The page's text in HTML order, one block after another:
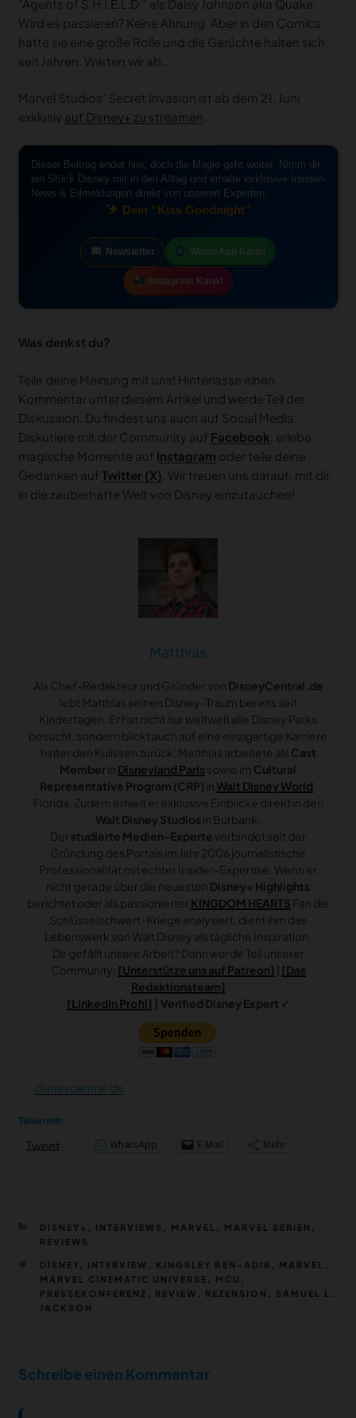
“Agents of S.H.I.E.L.D.” als Daisy Johnson aka Quake.
Wird es passieren? Keine Ahnung. Aber in den Comics
hatte sie eine große Rolle und die Gerüchte halten sich
seit Jahren. Warten wir ab…
Marvel Studios’ Secret Invasion ist ab dem 21. Juni
exklusiv auf Disney+ zu streamen
Dieser Beitrag endet hier, doch die Magie geht weiter. Nimm dir
ein Stück Disney mit in den Alltag und erhalte exklusive Insider-
News & Eilmeldungen direkt von unseren Experten.
Dein “Kiss Goodnight”
Newsletter WhatsApp Kanal
Instagram Kanal
Was denkst du?
Teile deine Meinung mit uns! Hinterlasse einen
Kommentar unter diesem Artikel und werde Teil der
Diskussion. Du findest uns auch auf Social Media:
Diskutiere mit der Community auf Facebook , erlebe
magische Momente auf Instagram oder teile deine
Gedanken auf Twitter (X) . Wir freuen uns darauf, mit dir
in die zauberhafte Welt von Disney einzutauchen!
Matthias
Als Chef-Redakteur und Gründer von DisneyCentral.de
lebt Matthias seinen Disney-Traum bereits seit
Kindertagen. Er hat nicht nur weltweit alle Disney Parks
besucht, sondern blickt auch auf eine einzigartige Karriere
hinter den Kulissen zurück: Matthias arbeitete als Cast
Memberin Disneyland Paris sowie im Cultural
Representative Program (CRP) in Walt Disney World
Florida. Zudem erhielt er exklusive Einblicke direkt in den
Walt Disney Studios in Burbank.
Der studierte Medien-Experte verbindet seit der
Gründung des Portals im Jahr 2006 journalistische
Professionalität mit echter Insider-Expertise. Wenn er
nicht gerade über die neuesten Disney+ Highlights
berichtet oder als passionierter KINGDOM HEARTS Fan die
Schlüsselschwert-Kriege analysiert, dient ihm das
Lebenswerk von Walt Disney als tägliche Inspiration.
Dir gefällt unsere Arbeit? Dann werde Teil unserer
Community: [Unterstütze uns auf Patreon]
[Das
Redaktionsteam]
[LinkedIn Profil] | Verified Disney Expert ✓
disneycentral.de
Teilen mit:
Tweet WhatsApp E-Mail Mehr
KATEGORIEN
DISNEY+ INTERVIEWS MARVEL MARVEL SERIEN
REVIEWS
SCHLAGWÖRTER
DISNEY INTERVIEW KINGSLEY BEN-ADIR MARVEL
MARVEL CINEMATIC UNIVERSE
MCU
PRESSEKONFERENZ
REVIEW REZENSION
SAMUEL L.
JACKSON
Schreibe einen Kommentar